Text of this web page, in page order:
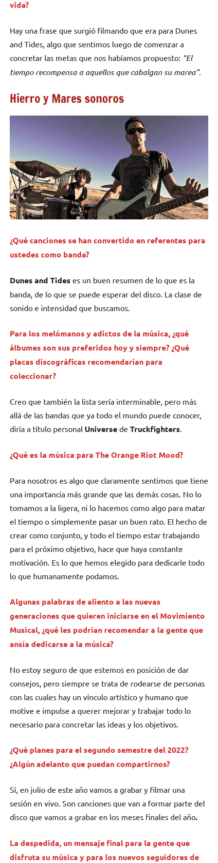
vida?
Hay una frase que surgió filmando que era para Dunes
and Tides, algo que sentimos luego de comenzar a
concretar las metas que nos habíamos propuesto: “El
tiempo recompensa a aquellos que cabalgan su marea”.
Hierro y Mares sonoros
¿Qué canciones se han convertido en referentes para
ustedes como banda?
Dunes and Tides es un buen resumen de lo que es la
banda, de lo que se puede esperar del disco. La clase de
sonido e intensidad que buscamos.
Para los melómanos y adictos de la música, ¿qué
álbumes son sus preferidos hoy y siempre? ¿Qué
placas discográficas recomendarían para
coleccionar?
Creo que también la lista sería interminable, pero más
allá de las bandas que ya todo el mundo puede conocer,
diría a título personal Universe de Truckfighters
¿Qué es la música para The Orange Riot Mood?
Para nosotros es algo que claramente sentimos que tiene
una importancia más grande que las demás cosas. No lo
tomamos a la ligera, ni lo hacemos como algo para matar
el tiempo o simplemente pasar un buen rato. El hecho de
crear como conjunto, y todo el tiempo estar trabajando
para el próximo objetivo, hace que haya constante
motivación. Es lo que hemos elegido para dedicarle todo
lo que humanamente podamos.
Algunas palabras de aliento a las nuevas
generaciones que quieren iniciarse en el Movimiento
Musical, ¿qué les podrían recomendar a la gente que
ansía dedicarse a la música?
No estoy seguro de que estemos en posición de dar
consejos, pero siempre se trata de rodearse de personas
con las cuales hay un vínculo artístico y humano que
motive e impulse a querer mejorar y trabajar todo lo
necesario para concretar las ideas y los objetivos.
¿Qué planes para el segundo semestre del 2022?
¿Algún adelanto que puedan compartirnos?
Sí, en julio de este año vamos a grabar y filmar una
sesión en vivo. Son canciones que van a formar parte del
disco que vamos a grabar en los meses finales del año.
La despedida, un mensaje final para la gente que
disfruta su música y para los nuevos seguidores de